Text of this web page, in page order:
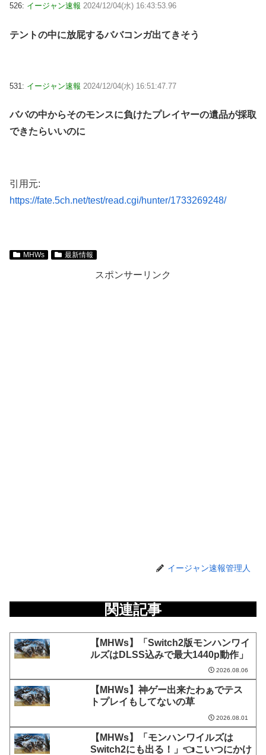
526: イージャン速報 2024/12/04(水) 16:43:53.96
テントの中に放屁するババコンガ出てきそう
531: イージャン速報 2024/12/04(水) 16:51:47.77
ババの中からそのモンスに負けたプレイヤーの遺品が採取
できたらいいのに
引用元:
https://fate.5ch.net/test/read.cgi/hunter/1733269248/
MHWs 最新情報
スポンサーリンク
イージャン速報管理人
関連記事
【MHWs】「Switch2版モンハンワイ
ルズはDLSS込みで最大1440p動作」
2026.08.06
【MHWs】神ゲー出来たわぁでテス
トプレイもしてないの草
2026.08.01
【MHWs】「モンハンワイルズは
Switch2にも出る！」👈こいつにかけ